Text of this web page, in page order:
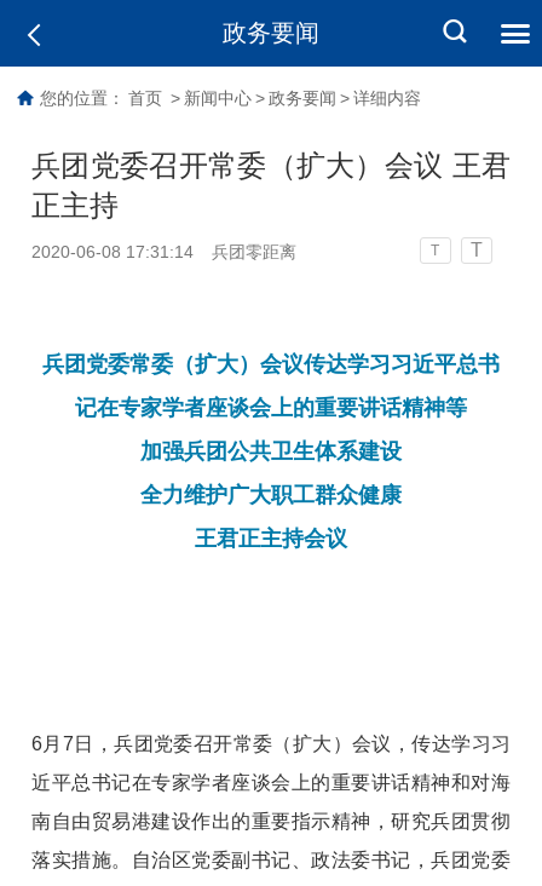
政务要闻
您的位置： 首页 > 新闻中心 > 政务要闻 > 详细内容
兵团党委召开常委（扩大）会议 王君
正主持
2020-06-08 17:31:14 兵团零距离 T T
兵团党委常委（扩大）会议传达学习习近平总书
记在专家学者座谈会上的重要讲话精神等
加强兵团公共卫生体系建设
全力维护广大职工群众健康
王君正主持会议
6月7日，兵团党委召开常委（扩大）会议，传达学习习
近平总书记在专家学者座谈会上的重要讲话精神和对海
南自由贸易港建设作出的重要指示精神，研究兵团贯彻
落实措施。自治区党委副书记、政法委书记，兵团党委